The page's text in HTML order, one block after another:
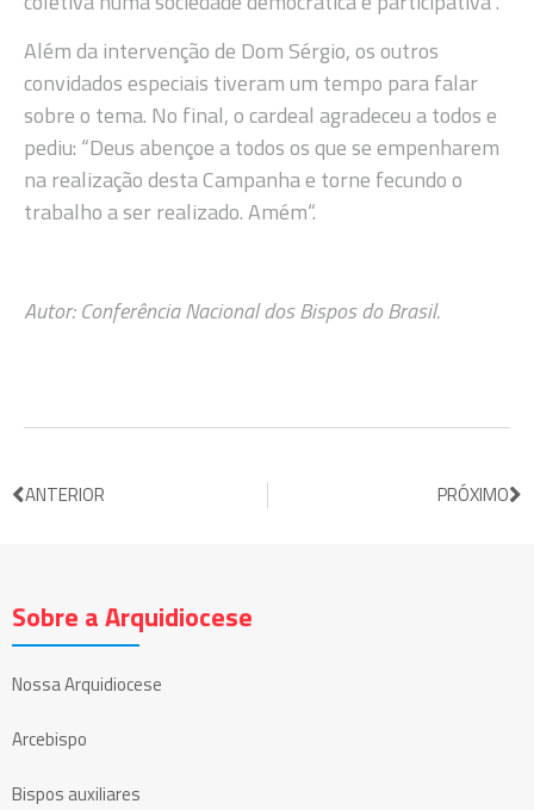
Além da intervenção de Dom Sérgio, os outros
convidados especiais tiveram um tempo para falar
sobre o tema. No final, o cardeal agradeceu a todos e
pediu: “Deus abençoe a todos os que se empenharem
na realização desta Campanha e torne fecundo o
trabalho a ser realizado. Amém“.
Autor: Conferência Nacional dos Bispos do Brasil.
ANTERIOR PRÓXIMO
Sobre a Arquidiocese
Nossa Arquidiocese
Arcebispo
Bispos auxiliares